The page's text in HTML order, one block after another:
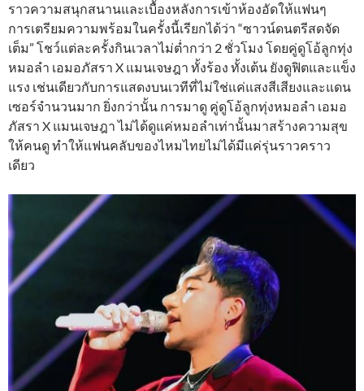
ราวความสนุกสนานและเบื้องหลังการเข้าห้องอัดให้แฟนๆ
การเตรียมความพร้อมในครั้งนี้เรียกได้ว่า “ซาวน์ดนตรีสดจัด
เต็ม” โชว์แต่ละครั้งกินเวลาไม่ต่ำกว่า 2 ชั่วโมง โดยคู่ดูโอ้ลูกทุ่ง
หมอลำ เอมอภัสรา ​X แมนเจษฎา ทั้งร้อง ทั้งเต้น ยังดูฟิตและแข็ง
แรง เช่นเดียวกับการแสดงบนเวทีที่ไม่ใช่แค่แสงสีเสียงและแดน
เซอร์จำนวนมาก ยิ่งกว่านั้น การมาดู คู่ดูโอ้ลูกทุ่งหมอลำ เอมอ
ภัสรา ​X แมนเจษฎา ไม่ได้ดูแค่หมอลำเท่านั้นมาสร้างความสุข
ให้คนดู ทำให้แฟนคลับของไหมไทยไม่ได้มีแค่รุ่นราวคราว
เดียว